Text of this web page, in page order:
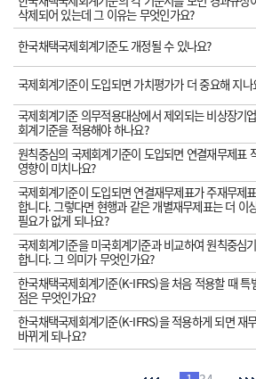
삭제되어 있는데 그 이유는 무엇인가요?
한국채택국제회계기준도 개정될 수 있나요?
국제회계기준이 도입되면 가치평가가 더 중요해 지나
국제회계기준 의무적용대상에서 제외되는 비상장기
회계기준을 적용해야 하나요?
원칙중심의 국제회계기준이 도입되면 연결재무제표
영향이 미치나요?
국제회계기준이 도입되면 연결재무제표가 주재무제
합니다. 그렇다면 현행과 같은 개별재무제표는 더 이
필요가 없게 되나요?
국제회계기준을 미국회계기준과 비교하여 원칙중심
합니다. 그 의미가 무엇인가요?
한국채택국제회계기준(K-IFRS)을 처음 적용할 때 특
점은 무엇인가요?
한국채택국제회계기준(K-IFRS)을 적용하게 되면 재
바뀌게 되나요?